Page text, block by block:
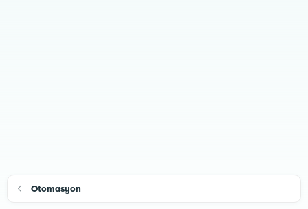
Otomasyon